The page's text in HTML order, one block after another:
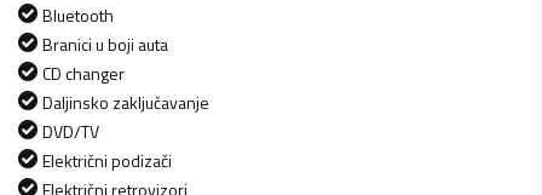
Bluetooth
Branici u boji auta
CD changer
Daljinsko zaključavanje
DVD/TV
Električni podizači
Električni retrovizori